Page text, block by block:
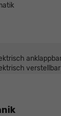
verstellbar